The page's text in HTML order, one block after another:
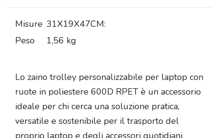
Misure 31X19X47CM:
Peso
1,56 kg
Lo zaino trolley personalizzabile per laptop con
ruote in poliestere 600D RPET è un accessorio
ideale per chi cerca una soluzione pratica,
versatile e sostenibile per il trasporto del
proprio laptop e degli accessori quotidiani.